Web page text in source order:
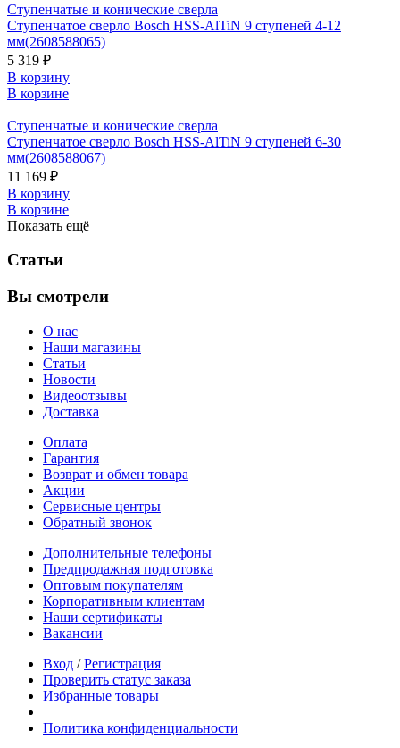
Ступенчатые и конические сверла
Ступенчатое сверло Bosch HSS-AlTiN 9 ступеней 4-12
мм(2608588065)
5 319 ₽
В корзину
В корзине
Ступенчатые и конические сверла
Ступенчатое сверло Bosch HSS-AlTiN 9 ступеней 6-30
мм(2608588067)
11 169 ₽
В корзину
В корзине
Показать ещё
Статьи
Вы смотрели
О нас
Наши магазины
Статьи
Новости
Видеоотзывы
Доставка
Оплата
Гарантия
Возврат и обмен товара
Акции
Сервисные центры
Обратный звонок
Дополнительные телефоны
Предпродажная подготовка
Оптовым покупателям
Корпоративным клиентам
Наши сертификаты
Вакансии
Вход /Регистрация
Проверить статус заказа
Избранные товары
Политика конфиденциальности